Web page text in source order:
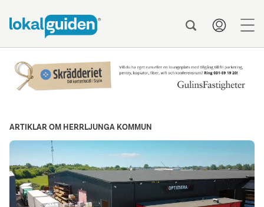
ARTIKLAR OM HERRLJUNGA KOMMUN